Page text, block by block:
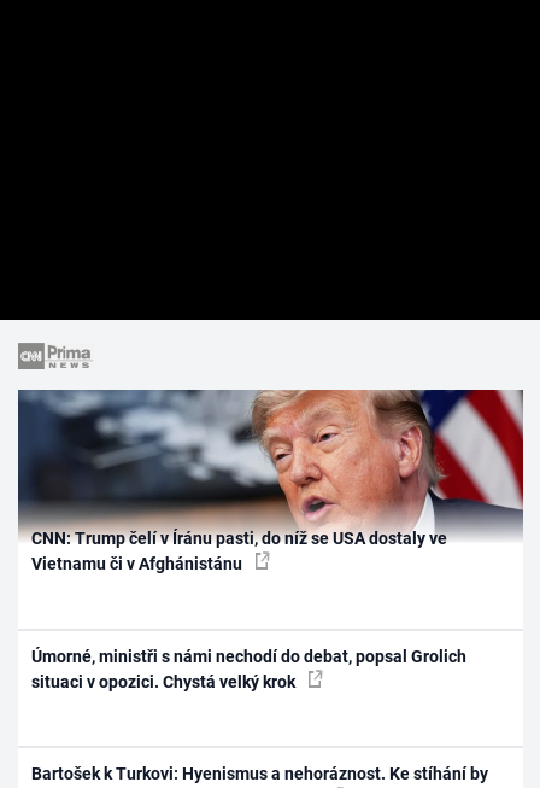
CNN: Trump čelí v Íránu pasti, do níž se USA dostaly ve
Vietnamu či v Afghánistánu
Úmorné, ministři s námi nechodí do debat, popsal Grolich
situaci v opozici. Chystá velký krok
Bartošek k Turkovi: Hyenismus a nehoráznost. Ke stíhání by